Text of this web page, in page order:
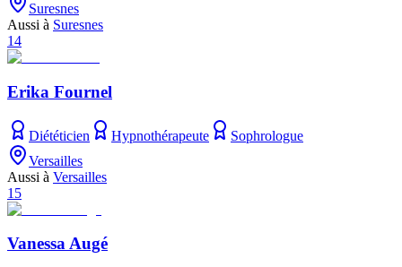
Suresnes
Aussi à Suresnes
14
Erika Fournel
Diététicien Hypnothérapeute
Sophrologue
Versailles
Aussi à Versailles
15
Vanessa Augé